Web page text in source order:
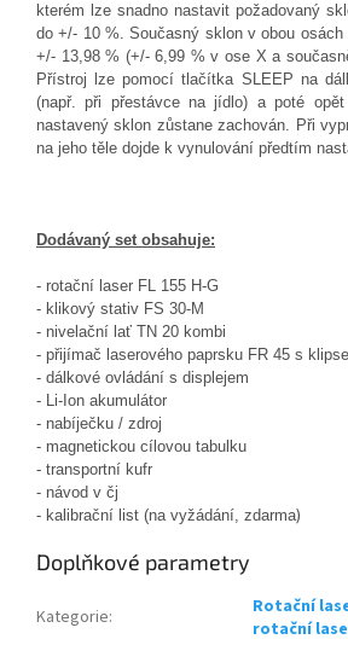
kterém lze snadno nastavit požadovaný
do +/- 10 %. Současný sklon v obou
+/- 13,98 % (+/- 6,99 % v ose X a
Přístroj lze pomocí tlačítka SLEEP na
(např. při přestávce na jídlo) a poté
nastavený sklon zůstane zachován. Při
na jeho těle dojde k vynulování předtím
Dodávaný set obsahuje:
- rotační laser FL 155 H-G
- klikový stativ FS 30-M
- nivelační lať TN 20 kombi
- přijímač laserového paprsku FR 45 s
- dálkové ovládání s displejem
- Li-Ion akumulátor
- nabíječku / zdroj
- magnetickou cílovou tabulku
- transportní kufr
- návod v čj
- kalibrační list (na vyžádání, zdarma)
Doplňkové parametry
Kategorie:
Rotační
rotační